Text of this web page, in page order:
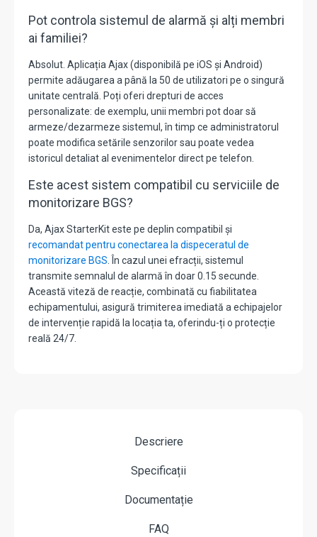
Pot controla sistemul de alarmă și alți membri
ai familiei?
Absolut. Aplicația Ajax (disponibilă pe iOS și Android)
permite adăugarea a până la 50 de utilizatori pe o singură
unitate centrală. Poți oferi drepturi de acces
personalizate: de exemplu, unii membri pot doar să
armeze/dezarmeze sistemul, în timp ce administratorul
poate modifica setările senzorilor sau poate vedea
istoricul detaliat al evenimentelor direct pe telefon.
Este acest sistem compatibil cu serviciile de
monitorizare BGS?
Da, Ajax StarterKit este pe deplin compatibil și
recomandat pentru conectarea la dispeceratul de
monitorizare BGS. În cazul unei efracții, sistemul
transmite semnalul de alarmă în doar 0.15 secunde.
Această viteză de reacție, combinată cu fiabilitatea
echipamentului, asigură trimiterea imediată a echipajelor
de intervenție rapidă la locația ta, oferindu-ți o protecție
reală 24/7.
Descriere
Specificații
Documentație
FAQ